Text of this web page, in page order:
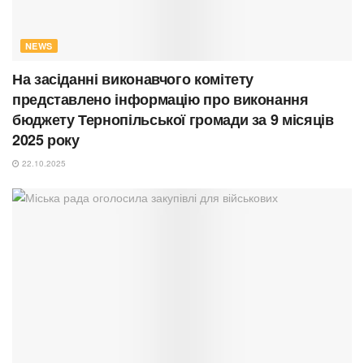
NEWS
На засіданні виконавчого комітету
представлено інформацію про виконання
бюджету Тернопільської громади за 9 місяців
2025 року
22.10.2025